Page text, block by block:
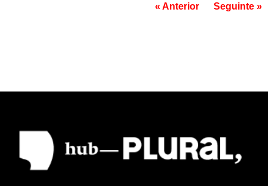
« Anterior Seguinte »